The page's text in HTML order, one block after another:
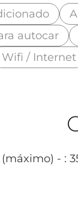
autocar
Wifi / Internet
- :